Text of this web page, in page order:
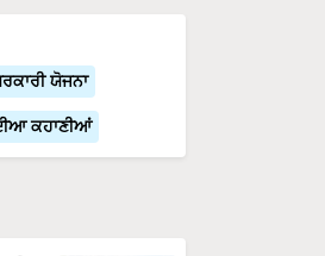
ਯੋਜਨਾ
ਕਹਾਣੀਆਂ